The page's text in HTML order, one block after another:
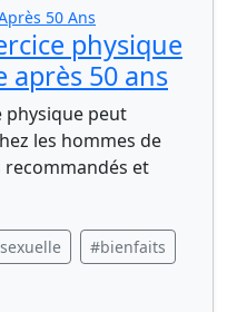
50 Ans
physique
après 50 ans
physique peut
les hommes de
recommandés et
#bienfaits